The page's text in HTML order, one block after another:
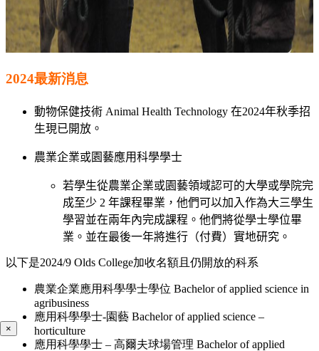
2024最新消息
動物保健技術 Animal Health Technology 在2024年秋季招
生現已開放。
農業企業或園藝應用科學學士
若學生從農業企業或園藝領域認可的大學或學院完
成至少 2 年課程畢業，他們可以加入作為大三學生
學習並在兩年內完成課程。他們將從學士學位畢
業。並在最後一年將進行（付費）實地研究。
以下是2024/9 Olds College加收名額且仍開放的科系
農業企業應用科學學士學位 Bachelor of applied science in
agribusiness
應用科學學士-園藝 Bachelor of applied science –
horticulture
應用科學學士 – 高爾夫球場管理 Bachelor of applied
×